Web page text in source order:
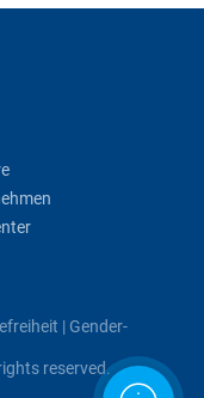
| Gender-
reserved.